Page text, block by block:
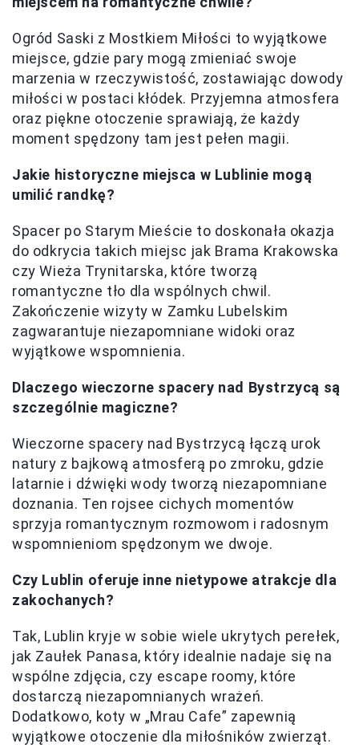
Ogród Saski z Mostkiem Miłości to wyjątkowe
miejsce, gdzie pary mogą zmieniać swoje
marzenia w rzeczywistość, zostawiając dowody
miłości w postaci kłódek. Przyjemna atmosfera
oraz piękne otoczenie sprawiają, że każdy
moment spędzony tam jest pełen magii.
Jakie historyczne miejsca w Lublinie mogą
umilić randkę?
Spacer po Starym Mieście to doskonała okazja
do odkrycia takich miejsc jak Brama Krakowska
czy Wieża Trynitarska, które tworzą
romantyczne tło dla wspólnych chwil.
Zakończenie wizyty w Zamku Lubelskim
zagwarantuje niezapomniane widoki oraz
wyjątkowe wspomnienia.
Dlaczego wieczorne spacery nad Bystrzycą są
szczególnie magiczne?
Wieczorne spacery nad Bystrzycą łączą urok
natury z bajkową atmosferą po zmroku, gdzie
latarnie i dźwięki wody tworzą niezapomniane
doznania. Ten rojsee cichych momentów
sprzyja romantycznym rozmowom i radosnym
wspomnieniom spędzonym we dwoje.
Czy Lublin oferuje inne nietypowe atrakcje dla
zakochanych?
Tak, Lublin kryje w sobie wiele ukrytych perełek,
jak Zaułek Panasa, który idealnie nadaje się na
wspólne zdjęcia, czy escape roomy, które
dostarczą niezapomnianych wrażeń.
Dodatkowo, koty w „Mrau Cafe” zapewnią
wyjątkowe otoczenie dla miłośników zwierząt.